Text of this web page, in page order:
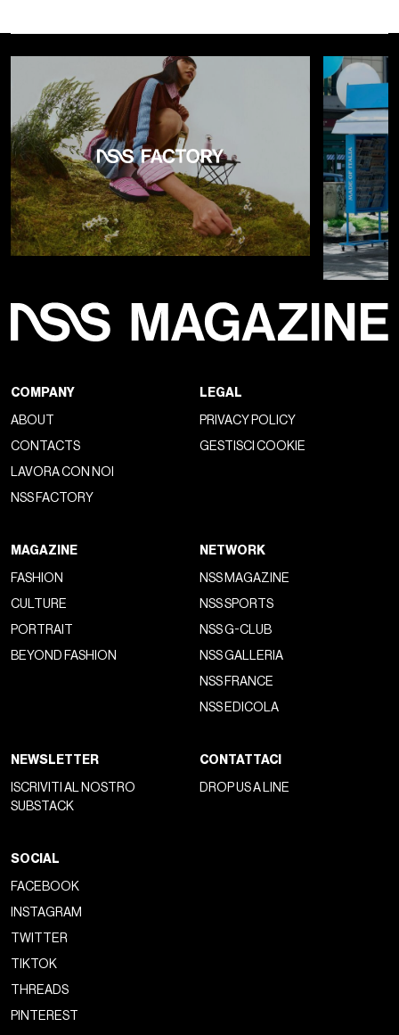
COMPANY
ABOUT
CONTACTS
LAVORA CON NOI
NSS FACTORY
LEGAL
PRIVACY POLICY
GESTISCI COOKIE
MAGAZINE
FASHION
CULTURE
PORTRAIT
BEYOND FASHION
NETWORK
NSS MAGAZINE
NSS SPORTS
NSS G-CLUB
NSS GALLERIA
NSS FRANCE
NSS EDICOLA
NEWSLETTER
ISCRIVITI AL NOSTRO
SUBSTACK
CONTATTACI
DROP US A LINE
SOCIAL
FACEBOOK
INSTAGRAM
TWITTER
TIKTOK
THREADS
PINTEREST